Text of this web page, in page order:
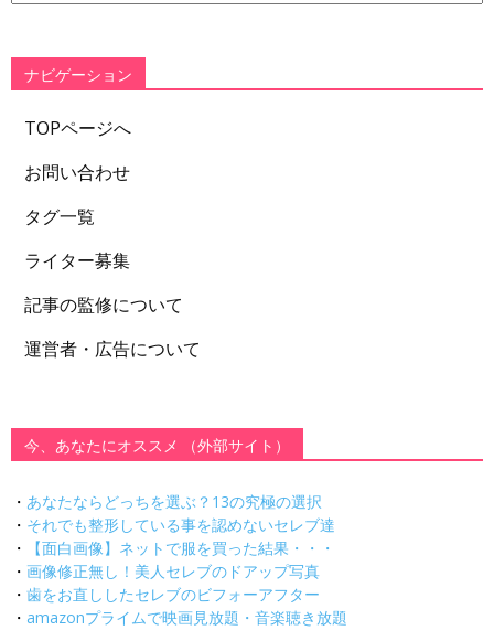
ー
ナビゲーション
TOPページへ
お問い合わせ
タグ一覧
ライター募集
記事の監修について
運営者・広告について
今、あなたにオススメ （外部サイト）
・ あなたならどっちを選ぶ？13の究極の選択
・ それでも整形している事を認めないセレブ達
・
【面白画像】ネットで服を買った結果・・・
・ 画像修正無し！美人セレブのドアップ写真
・ 歯をお直ししたセレブのビフォーアフター
・ amazonプライムで映画見放題・音楽聴き放題